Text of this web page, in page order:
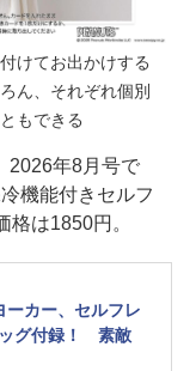
けてお出かけする
ん、それぞれ個別
もできる
2026年8月号で
機能付きセルフ
は1850円。
ーカー、セルフレ
グ付録！ 素敵